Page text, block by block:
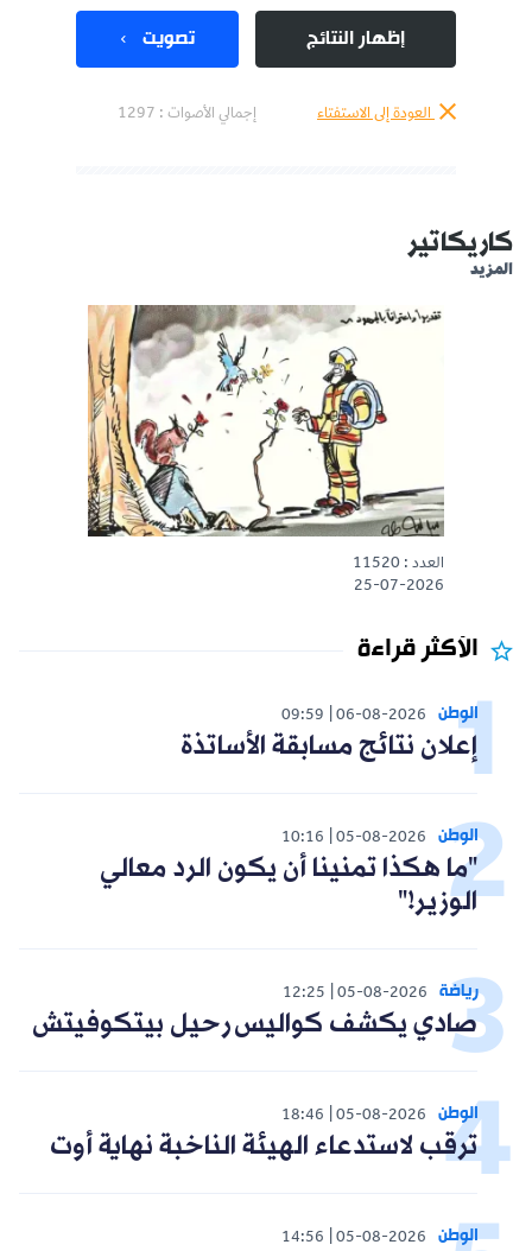
إظهار النتائج تصويت
العودة إلى الاستفتاء إجمالي الأصوات : 1297
كاريكاتير
المزيد
العدد : 11520
25-07-2026
الأكثر قراءة
الوطن 06-08-2026
09:59
إعلان نتائج مسابقة الأساتذة
الوطن 05-08-2026
10:16
"ما هكذا تمنينا أن يكون الرد معالي
الوزير!"
رياضة 05-08-2026
12:25
صادي يكشف كواليس رحيل بيتكوفيتش
الوطن 05-08-2026
18:46
ترقب لاستدعاء الهيئة الناخبة نهاية أوت
الوطن 05-08-2026
14:56